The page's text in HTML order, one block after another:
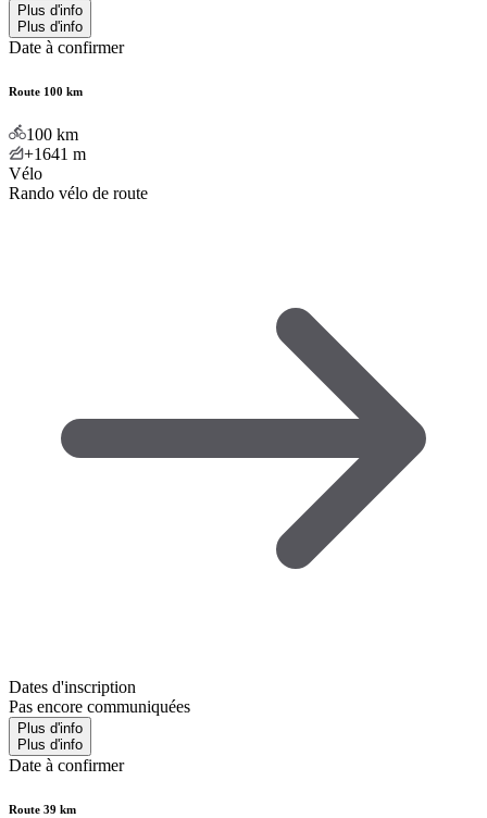
Plus d'info
Plus d'info
Date à confirmer
Route 100 km
100 km
+1641 m
Vélo
Rando vélo de route
Dates d'inscription
Pas encore communiquées
Plus d'info
Plus d'info
Date à confirmer
Route 39 km